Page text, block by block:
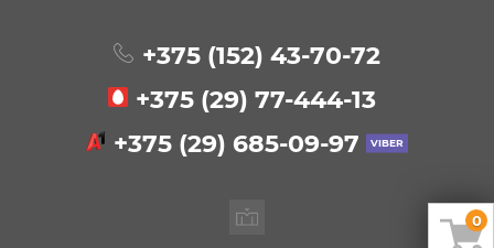
0
+375 (152) 43-70-72
+375 (29)77-444-13
+375 (29) 685-09-97